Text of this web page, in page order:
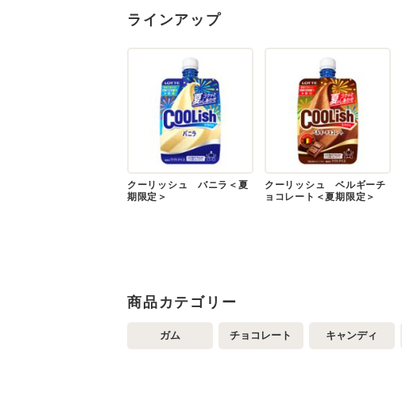
ラインアップ
クーリッシュ バニラ＜夏
期限定＞
クーリッシュ ベルギーチ
ョコレート＜夏期限定＞
商品カテゴリー
ガム チョコレート キャンディ